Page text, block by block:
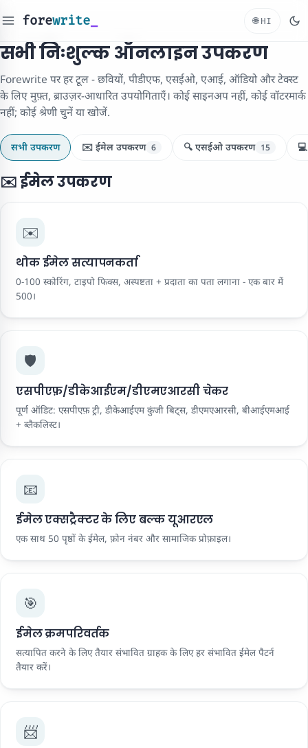
forewrite 🌐 HI
सभी निःशुल्क ऑनलाइन उपकरण
Forewrite पर हर टूल - छवियों, पीडीएफ, एसईओ, एआई, ऑडियो और टेक्स्ट
के लिए मुफ़्त, ब्राउज़र-आधारित उपयोगिताएँ। कोई साइनअप नहीं, कोई वॉटरमार्क
नहीं; कोई श्रेणी चुनें या खोजें.
सभी उपकरण ✉️ ईमेल उपकरण 6 🔍 एसईओ उपकरण 15
✉️ ईमेल उपकरण
✉️
थोक ईमेल सत्यापनकर्ता
0-100 स्कोरिंग, टाइपो फिक्स, अस्पष्टता + प्रदाता का पता लगाना - एक बार में
500।
🛡️
एसपीएफ़/डीकेआईएम/डीएमएआरसी चेकर
पूर्ण ऑडिट: एसपीएफ़ ट्री, डीकेआईएम कुंजी बिट्स, डीएमएआरसी, बीआईएमआई
+ ब्लैकलिस्ट।
📧
ईमेल एक्सट्रैक्टर के लिए बल्क यूआरएल
एक साथ 50 पृष्ठों के ईमेल, फ़ोन नंबर और सामाजिक प्रोफ़ाइल।
🎯
ईमेल क्रमपरिवर्तक
सत्यापित करने के लिए तैयार संभावित ग्राहक के लिए हर संभावित ईमेल पैटर्न
तैयार करें।
📨